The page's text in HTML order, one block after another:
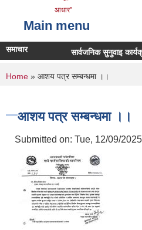
आधार”
Main menu
समाचार सार्वजनिक सुनुवाइ कार्यक्रममा
You are here
Home » आशय पत्र सम्बन्धमा ।।
आशय पत्र सम्बन्धमा ।।
Submitted on: Tue, 12/09/